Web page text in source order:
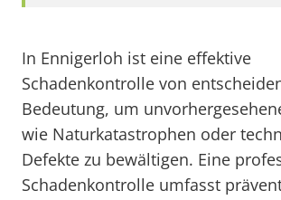
In Ennigerloh ist eine effektive
Schadenkontrolle von
Bedeutung, um
wie Naturkatastrophen oder
Defekte zu bewältigen. Eine
Schadenkontrolle umfasst